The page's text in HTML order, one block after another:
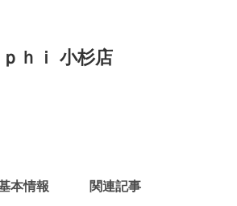
ｈｉ 小杉店
本情報 関連記事